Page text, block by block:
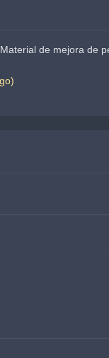
Material de mejora de